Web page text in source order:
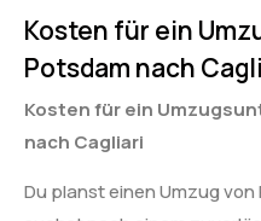
Kosten für ein
Potsdam nach
Kosten für ein
nach Cagliari
Du planst einen Umzug